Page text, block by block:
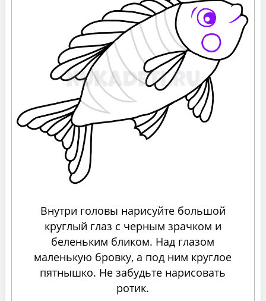
Внутри головы нарисуйте большой
круглый глаз с черным зрачком и
беленьким бликом. Над глазом
маленькую бровку, а под ним круглое
пятнышко. Не забудьте нарисовать
ротик.